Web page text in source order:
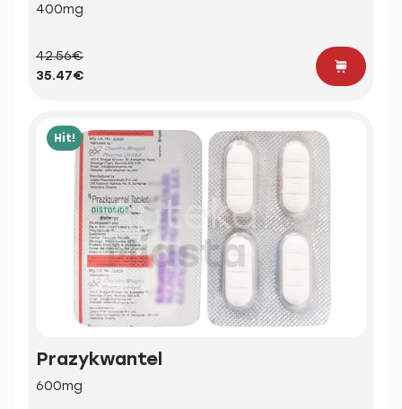
400mg
42.56€
35.47€
Hit!
Prazykwantel
600mg